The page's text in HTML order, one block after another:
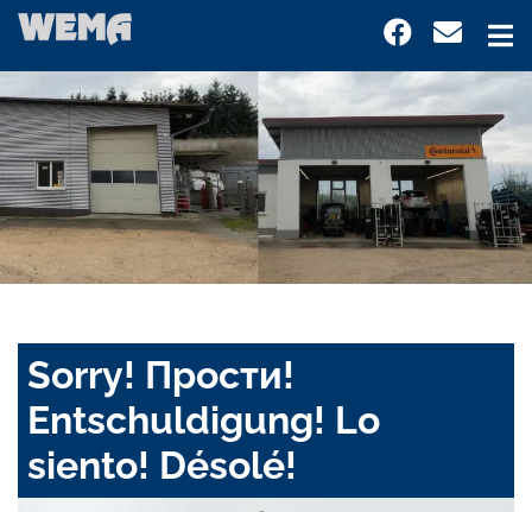
Sorry! Прости!
Entschuldigung! Lo
siento! Désolé!